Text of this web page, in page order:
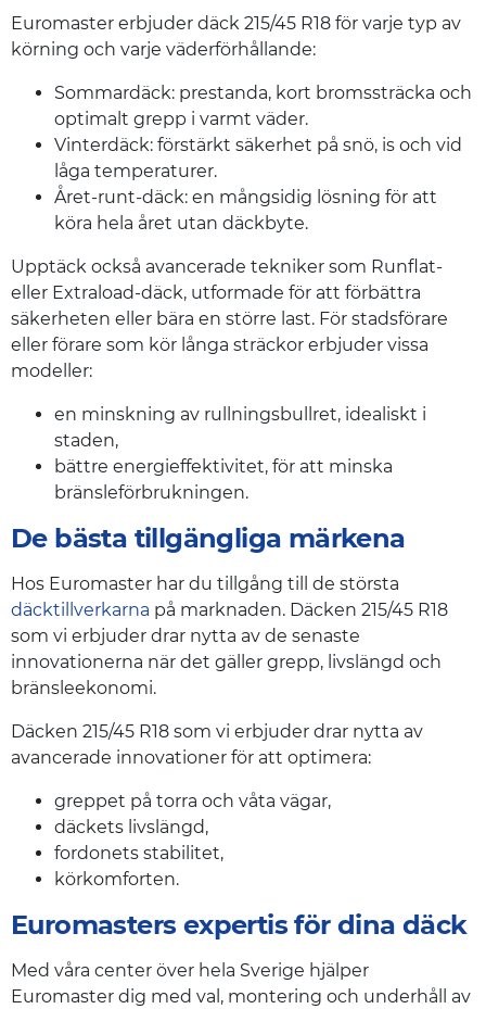
Euromaster erbjuder däck 215/45 R18 för varje typ av
körning och varje väderförhållande:
Sommardäck: prestanda, kort bromssträcka och
optimalt grepp i varmt väder.
Vinterdäck: förstärkt säkerhet på snö, is och vid
låga temperaturer.
Året-runt-däck: en mångsidig lösning för att
köra hela året utan däckbyte.
Upptäck också avancerade tekniker som Runflat-
eller Extraload-däck, utformade för att förbättra
säkerheten eller bära en större last. För stadsförare
eller förare som kör långa sträckor erbjuder vissa
modeller:
en minskning av rullningsbullret, idealiskt i
staden,
bättre energieffektivitet, för att minska
bränsleförbrukningen.
De bästa tillgängliga märkena
Hos Euromaster har du tillgång till de största
däcktillverkarna på marknaden. Däcken 215/45 R18
som vi erbjuder drar nytta av de senaste
innovationerna när det gäller grepp, livslängd och
bränsleekonomi.
Däcken 215/45 R18 som vi erbjuder drar nytta av
avancerade innovationer för att optimera:
greppet på torra och våta vägar,
däckets livslängd,
fordonets stabilitet,
körkomforten.
Euromasters expertis för dina däck
Med våra center över hela Sverige hjälper
Euromaster dig med val, montering och underhåll av